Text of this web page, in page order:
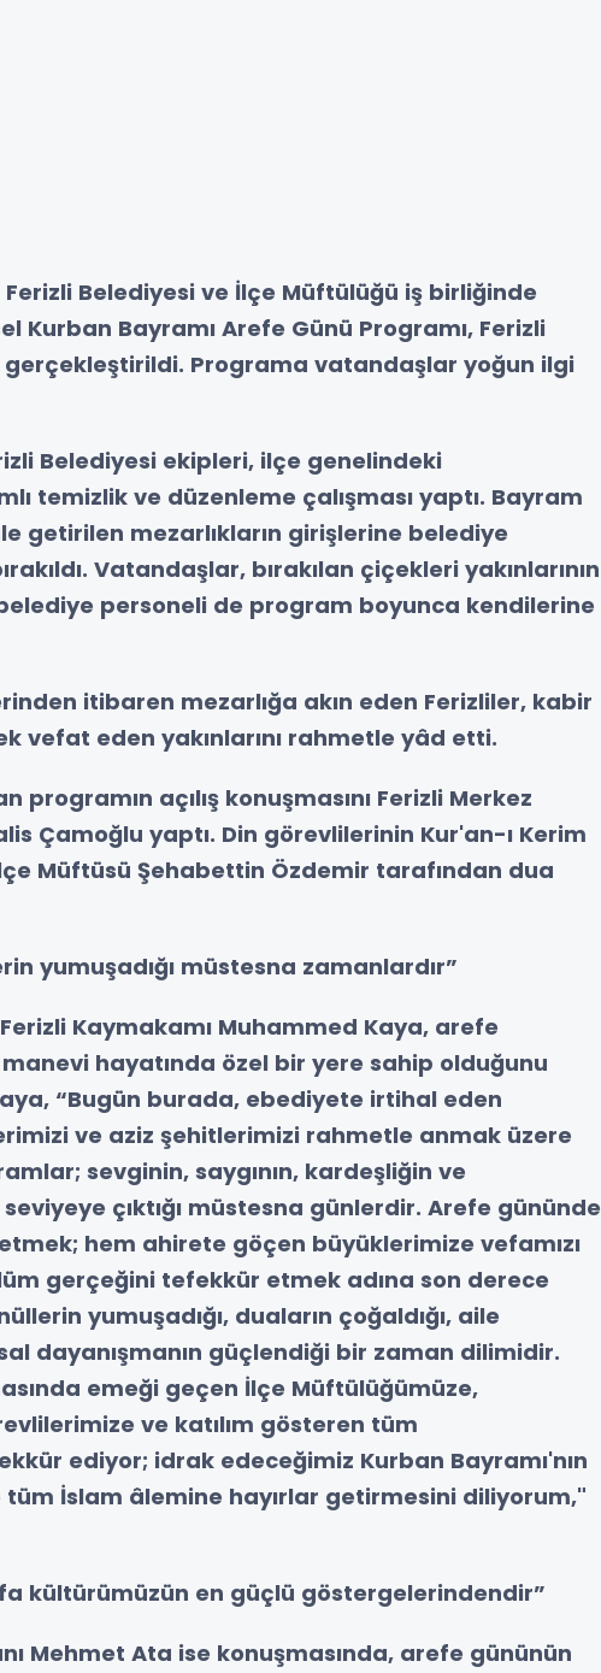
Ferizli Belediyesi ve İlçe Müftülüğü iş birliğinde
Kurban Bayramı Arefe Günü Programı, Ferizli
gerçekleştirildi. Programa vatandaşlar yoğun ilgi
Belediyesi ekipleri, ilçe genelindeki
temizlik ve düzenleme çalışması yaptı. Bayram
getirilen mezarlıkların girişlerine belediye
Vatandaşlar, bırakılan çiçekleri yakınlarının
personeli de program boyunca kendilerine
itibaren mezarlığa akın eden Ferizliler, kabir
vefat eden yakınlarını rahmetle yâd etti.
programın açılış konuşmasını Ferizli Merkez
Çamoğlu yaptı. Din görevlilerinin Kur'an-ı Kerim
Müftüsü Şehabettin Özdemir tarafından dua
yumuşadığı müstesna zamanlardır”
Kaymakamı Muhammed Kaya, arefe
hayatında özel bir yere sahip olduğunu
“Bugün burada, ebediyete irtihal eden
ve aziz şehitlerimizi rahmetle anmak üzere
sevginin, saygının, kardeşliğin ve
çıktığı müstesna günlerdir. Arefe gününde
hem ahirete göçen büyüklerimize vefamızı
gerçeğini tefekkür etmek adına son derece
yumuşadığı, duaların çoğaldığı, aile
dayanışmanın güçlendiği bir zaman dilimidir.
emeği geçen İlçe Müftülüğümüze,
ve katılım gösteren tüm
ediyor; idrak edeceğimiz Kurban Bayramı'nın
İslam âlemine hayırlar getirmesini diliyorum,"
kültürümüzün en güçlü göstergelerindendir”
Mehmet Ata ise konuşmasında, arefe gününün